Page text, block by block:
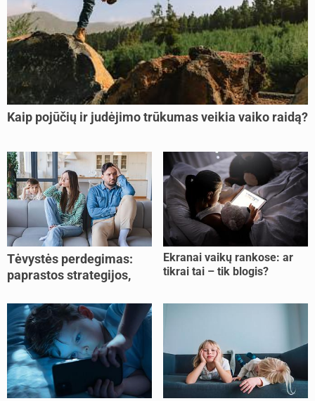
Kaip pojūčių ir judėjimo trūkumas veikia vaiko raidą?
Tėvystės perdegimas:
paprastos strategijos,
jėgas
Ekranai vaikų rankose: ar
tikrai tai – tik blogis?